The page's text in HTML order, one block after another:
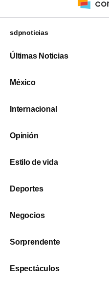
sdpnoticias
Últimas Noticias
México
Internacional
Opinión
Estilo de vida
Deportes
Negocios
Sorprendente
Espectáculos